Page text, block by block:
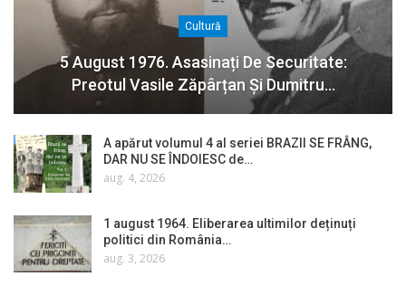
Cultură
5 August 1976. Asasinați De Securitate:
Preotul Vasile Zăpârțan Și Dumitru…
A apărut volumul 4 al seriei BRAZII SE FRÂNG,
DAR NU SE ÎNDOIESC de…
aug. 4, 2026
1 august 1964. Eliberarea ultimilor deținuți
politici din România…
aug. 3, 2026